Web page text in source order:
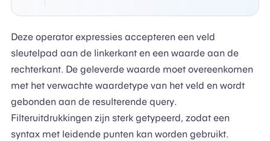
Deze operator expressies accepteren een veld
sleutelpad aan de linkerkant en een waarde aan de
rechterkant. De geleverde waarde moet overeenkomen
met het verwachte waardetype van het veld en wordt
gebonden aan de resulterende query.
Filteruitdrukkingen zijn sterk getypeerd, zodat een
syntax met leidende punten kan worden gebruikt.